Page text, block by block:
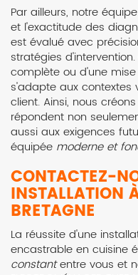
Par ailleurs, notre
et l'exactitude des
est évalué avec
stratégies
complète ou d'une
s'adapte aux
client. Ainsi, nous
répondent non
aussi aux exigences
équipée moderne et
CONTACTEZ-
INSTALLATION
BRETAGNE
La réussite d'une
encastrable en cuisine
constantentre vous et